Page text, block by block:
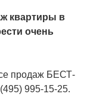
квартиры в
очень
продаж БЕСТ-
995-15-25.